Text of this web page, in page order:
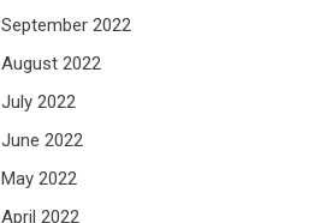
September 2022
August 2022
July 2022
June 2022
May 2022
April 2022